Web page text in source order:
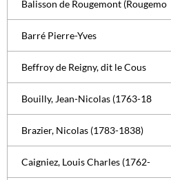
Balisson de Rougemont (Rougemo
Barré Pierre-Yves
Beffroy de Reigny, dit le Cous
Bouilly, Jean-Nicolas (1763-18
Brazier, Nicolas (1783-1838)
Caigniez, Louis Charles (1762-